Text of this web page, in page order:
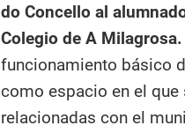
do Concello al
Colegio de A Milagrosa.
funcionamiento básico
como espacio en el que
relacionadas con el